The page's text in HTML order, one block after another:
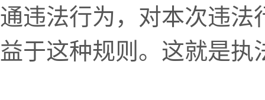
通违法行为，对本次违法
益于这种规则。这就是执